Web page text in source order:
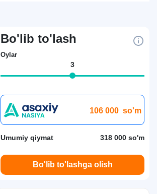
Bo'lib to'lash
Oylar
3
106 000 so'm
Umumiy qiymat 318 000 so'm
Bo'lib to'lashga olish